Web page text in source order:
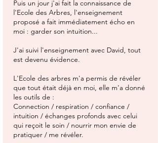
Puis un jour j'ai fait la connaissance de
l'Ecole des Arbres, l'enseignement
proposé a fait immédiatement écho en
moi : garder son intuition...
J'ai suivi l'enseignement avec David, tout
est devenu évidence.
L'Ecole des arbres m'a permis de révéler
que tout était déjà en moi, elle m'a donné
les outils de :
Connection / respiration / confiance /
intuition / échanges profonds avec celui
qui reçoit le soin / nourrir mon envie de
pratiquer / me révéler.